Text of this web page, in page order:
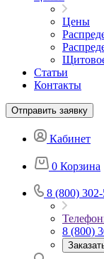
Цены
Статьи
Контакты
Отправить заявку
Кабинет
0 Корзина
8 (800)
8 (800)